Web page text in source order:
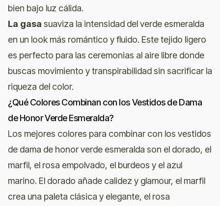
bien bajo luz cálida.
La gasa suaviza la intensidad del verde esmeralda
en un look más romántico y fluido. Este tejido ligero
es perfecto para las ceremonias al aire libre donde
buscas movimiento y transpirabilidad sin sacrificar la
riqueza del color.
¿Qué Colores Combinan con los Vestidos de Dama
de Honor Verde Esmeralda?
Los mejores colores para combinar con los vestidos
de dama de honor verde esmeralda son el dorado, el
marfil, el rosa empolvado, el burdeos y el azul
marino. El dorado añade calidez y glamour, el marfil
crea una paleta clásica y elegante, el rosa